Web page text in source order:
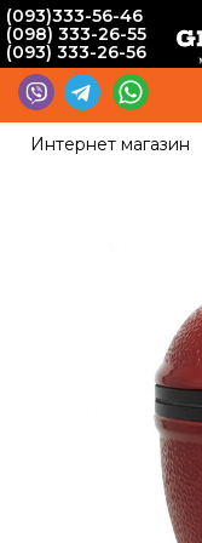
(093)333-56-46
(098) 333-26-55
(093) 333-26-56
Интернет магазин